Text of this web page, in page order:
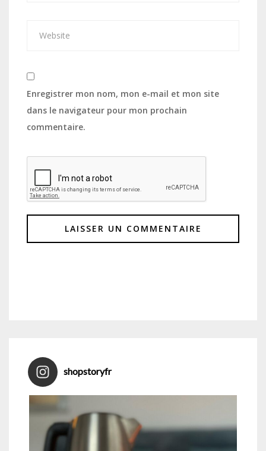
Enregistrer mon nom, mon e-mail et mon site
dans le navigateur pour mon prochain
commentaire.
shopstoryfr